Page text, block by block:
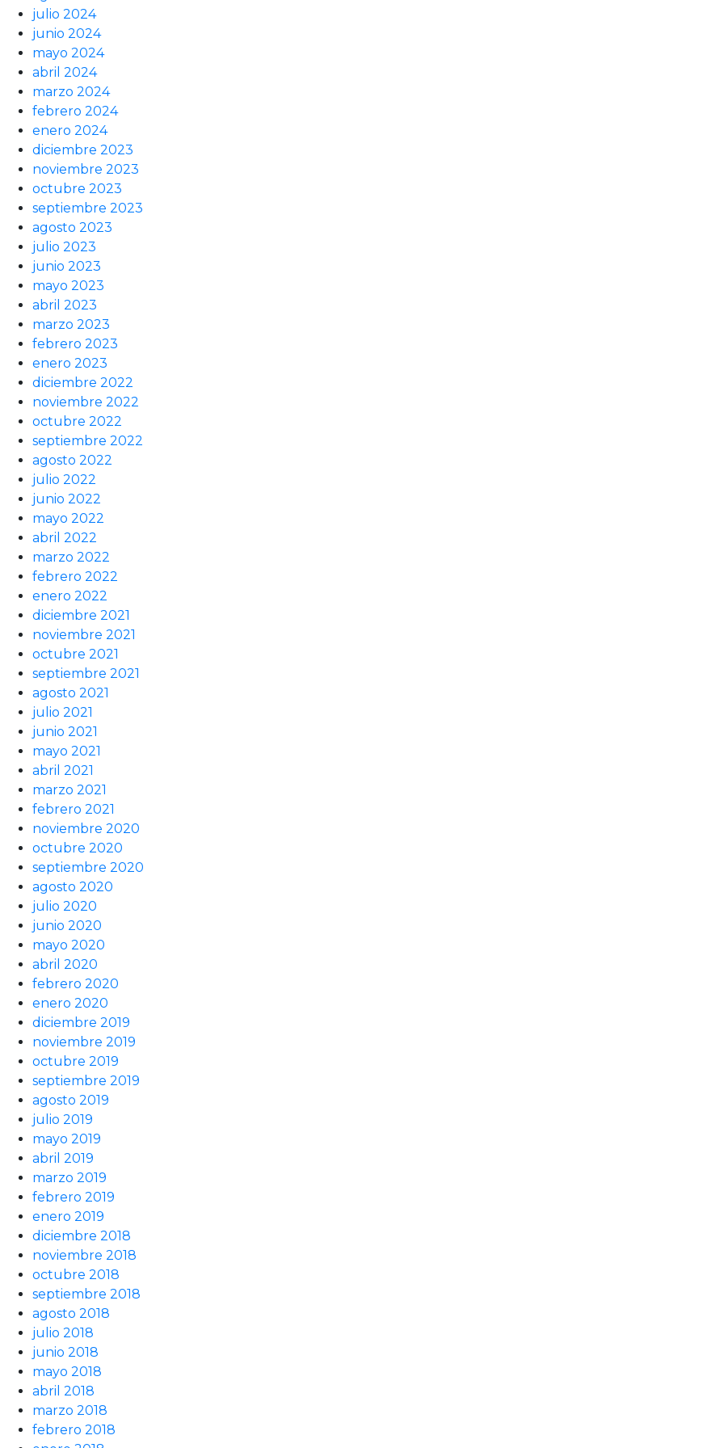
julio 2024
junio 2024
mayo 2024
abril 2024
marzo 2024
febrero 2024
enero 2024
diciembre 2023
noviembre 2023
octubre 2023
septiembre 2023
agosto 2023
julio 2023
junio 2023
mayo 2023
abril 2023
marzo 2023
febrero 2023
enero 2023
diciembre 2022
noviembre 2022
octubre 2022
septiembre 2022
agosto 2022
julio 2022
junio 2022
mayo 2022
abril 2022
marzo 2022
febrero 2022
enero 2022
diciembre 2021
noviembre 2021
octubre 2021
septiembre 2021
agosto 2021
julio 2021
junio 2021
mayo 2021
abril 2021
marzo 2021
febrero 2021
noviembre 2020
octubre 2020
septiembre 2020
agosto 2020
julio 2020
junio 2020
mayo 2020
abril 2020
febrero 2020
enero 2020
diciembre 2019
noviembre 2019
octubre 2019
septiembre 2019
agosto 2019
julio 2019
mayo 2019
abril 2019
marzo 2019
febrero 2019
enero 2019
diciembre 2018
noviembre 2018
octubre 2018
septiembre 2018
agosto 2018
julio 2018
junio 2018
mayo 2018
abril 2018
marzo 2018
febrero 2018